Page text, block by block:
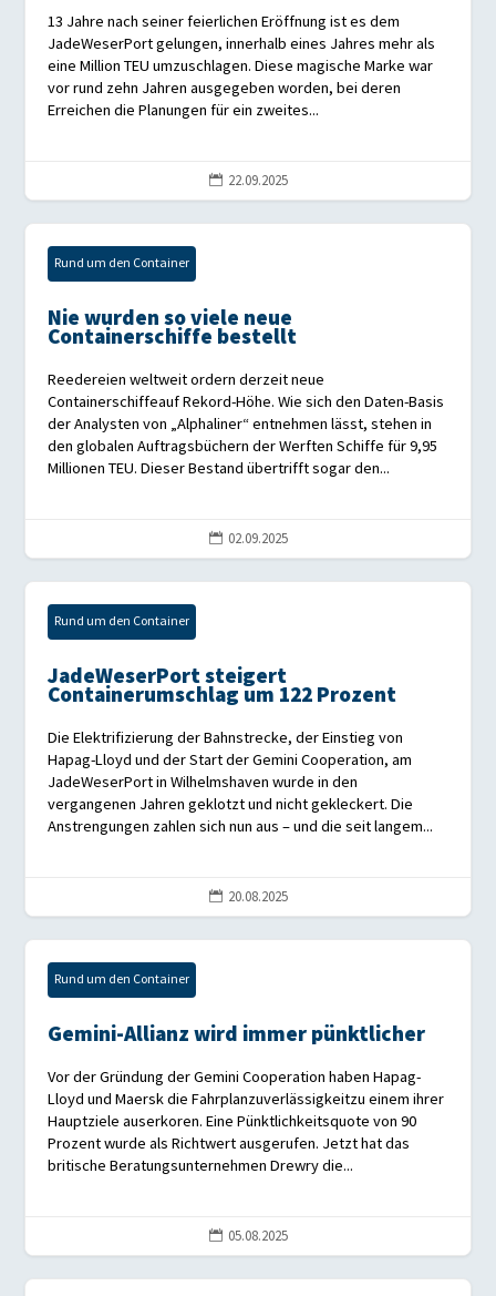
13 Jahre nach seiner feierlichen Eröffnung ist es dem
JadeWeserPort gelungen, innerhalb eines Jahres mehr als
eine Million TEU umzuschlagen. Diese magische Marke war
vor rund zehn Jahren ausgegeben worden, bei deren
Erreichen die Planungen für ein zweites...
 22.09.2025
Rund um den Container
Nie wurden so viele neue
Containerschiffe bestellt
Reedereien weltweit ordern derzeit neue
Containerschiffeauf Rekord-Höhe. Wie sich den Daten-Basis
der Analysten von „Alphaliner“ entnehmen lässt, stehen in
den globalen Auftragsbüchern der Werften Schiffe für 9,95
Millionen TEU. Dieser Bestand übertrifft sogar den...
 02.09.2025
Rund um den Container
JadeWeserPort steigert
Containerumschlag um 122 Prozent
Die Elektrifizierung der Bahnstrecke, der Einstieg von
Hapag-Lloyd und der Start der Gemini Cooperation, am
JadeWeserPort in Wilhelmshaven wurde in den
vergangenen Jahren geklotzt und nicht gekleckert. Die
Anstrengungen zahlen sich nun aus – und die seit langem...
 20.08.2025
Rund um den Container
Gemini-Allianz wird immer pünktlicher
Vor der Gründung der Gemini Cooperation haben Hapag-
Lloyd und Maersk die Fahrplanzuverlässigkeitzu einem ihrer
Hauptziele auserkoren. Eine Pünktlichkeitsquote von 90
Prozent wurde als Richtwert ausgerufen. Jetzt hat das
britische Beratungsunternehmen Drewry die...
 05.08.2025